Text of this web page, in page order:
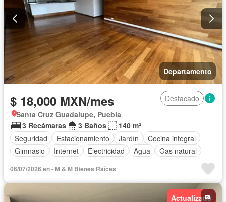
Departamento
$ 18,000 MXN/mes
Destacado
Santa Cruz Guadalupe, Puebla
3 Recámaras
3 Baños
140 m²
Seguridad
Estacionamiento Jardín
Cocina integral
Gimnasio
Internet Electricidad Agua Gas natural
06/07/2026 en - M & M Bienes Raíces
Actualizado